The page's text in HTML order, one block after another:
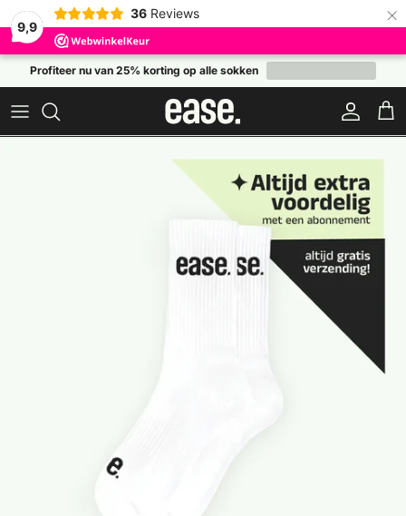
9,9
36 Reviews ×
Ga naar inhoud
Profiteer nu van 25% korting op alle sokken
Account